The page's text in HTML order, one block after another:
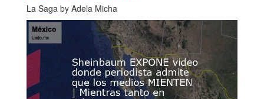
La Saga by Adela Micha